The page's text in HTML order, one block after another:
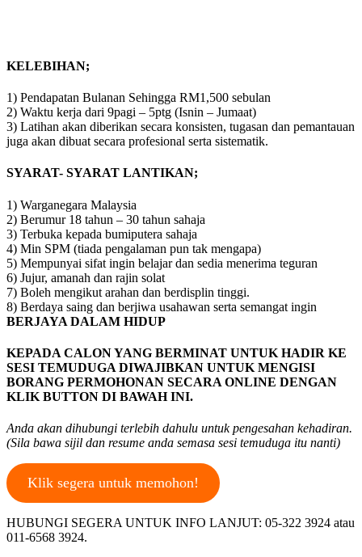
KELEBIHAN;
1) Pendapatan Bulanan Sehingga RM1,500 sebulan
2) Waktu kerja dari 9pagi – 5ptg (Isnin – Jumaat)
3) Latihan akan diberikan secara konsisten, tugasan dan pemantauan
juga akan dibuat secara profesional serta sistematik.
SYARAT- SYARAT LANTIKAN;
1) Warganegara Malaysia
2) Berumur 18 tahun – 30 tahun sahaja
3) Terbuka kepada bumiputera sahaja
4) Min SPM (tiada pengalaman pun tak mengapa)
5) Mempunyai sifat ingin belajar dan sedia menerima teguran
6) Jujur, amanah dan rajin solat
7) Boleh mengikut arahan dan berdisplin tinggi.
8) Berdaya saing dan berjiwa usahawan serta semangat ingin
BERJAYA DALAM HIDUP
KEPADA CALON YANG BERMINAT UNTUK HADIR KE
SESI TEMUDUGA DIWAJIBKAN UNTUK MENGISI
BORANG PERMOHONAN SECARA ONLINE DENGAN
KLIK BUTTON DI BAWAH INI.
Anda akan dihubungi terlebih dahulu untuk pengesahan kehadiran.
(Sila bawa sijil dan resume anda semasa sesi temuduga itu nanti)
Klik segera untuk memohon!
HUBUNGI SEGERA UNTUK INFO LANJUT: 05-322 3924 atau
011-6568 3924.